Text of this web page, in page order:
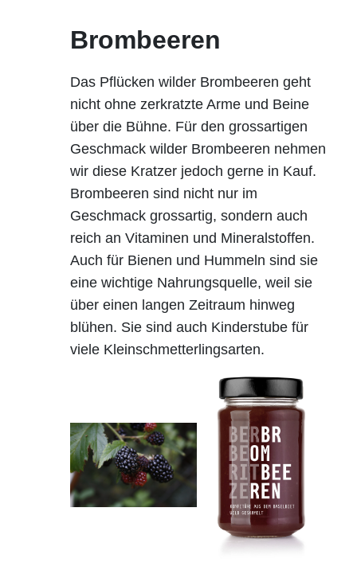
Brombeeren
Das Pflücken wilder Brombeeren geht
nicht ohne zerkratzte Arme und Beine
über die Bühne. Für den grossartigen
Geschmack wilder Brombeeren nehmen
wir diese Kratzer jedoch gerne in Kauf.
Brombeeren sind nicht nur im
Geschmack grossartig, sondern auch
reich an Vitaminen und Mineralstoffen.
Auch für Bienen und Hummeln sind sie
eine wichtige Nahrungsquelle, weil sie
über einen langen Zeitraum hinweg
blühen. Sie sind auch Kinderstube für
viele Kleinschmetterlingsarten.